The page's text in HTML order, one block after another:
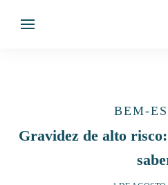
BEM-
Gravidez de alto